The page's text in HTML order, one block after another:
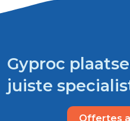
Gyproc
juiste
Offertes